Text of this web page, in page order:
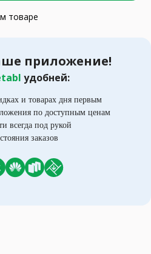
товаре
приложение!
удобней:
и товарах дня первым
по доступным ценам
всегда под рукой
заказов